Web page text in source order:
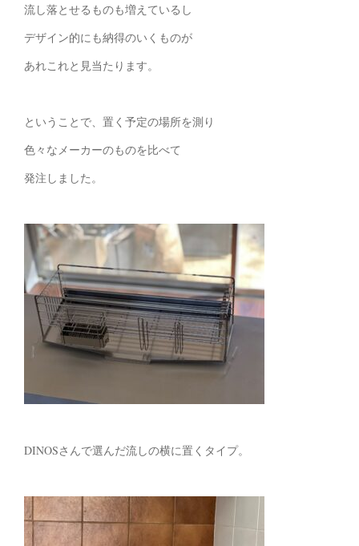
流し落とせるものも増えているし
デザイン的にも納得のいくものが
あれこれと見当たります。
ということで、置く予定の場所を測り
色々なメーカーのものを比べて
発注しました。
DINOSさんで選んだ流しの横に置くタイプ。